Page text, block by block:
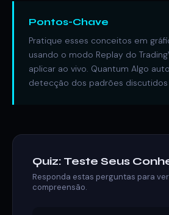
Pontos-Chave
Pratique esses conceitos em
usando o modo Replay do
aplicar ao vivo. Quantum Algo
detecção dos padrões discutidos
Quiz: Teste Seus
Responda estas perguntas para
compreensão.